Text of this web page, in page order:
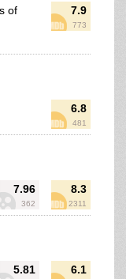
7.9
773
of
6.8
481
7.96
362
8.3
2311
5.81 6.1